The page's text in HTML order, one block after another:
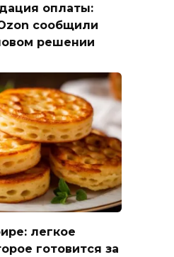
оплаты:
сообщили
решении
легкое
готовится за